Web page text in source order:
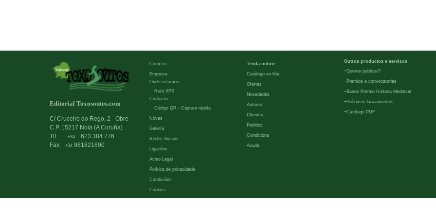
Editorial Toxosoutos.com
C/ Cruceiro do Rego, 2 - Obre -
C.P. 15217 Noia (A Coruña)
Tlf:
+34
623 384 776
Fax:
+34 981821690
Comezo
Empresa
Onde estamos
Ruta XPS
Contacto
Código QR - Cáptura rápida
Novas
Galería
Redes Sociais
Ligazóns
Aviso Legal
Política de privacidade
Condicións
Cookies
Tenda online
Catálogo en liña
Ofertas
Novedades
Autores
Clientes
Pedidos
Condicións
Axuda
Outros productos e servizos
-Queres publicar?
- Premios e convocatorias
- Bases Premio Historia Medieval
- Próximos lanzamientos
-Católogo PDF